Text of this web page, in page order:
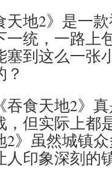
地2》是一
一统，一路上
塞到这么一张
食天地2》
，但实际上都
》虽然城镇
人印象深刻的